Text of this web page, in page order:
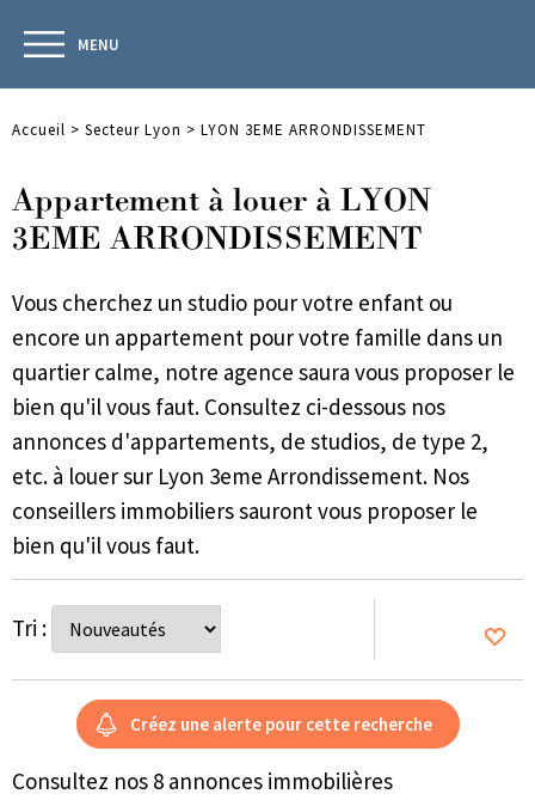
MENU
Accueil > Secteur Lyon > LYON 3EME ARRONDISSEMENT
Appartement à louer à LYON
3EME ARRONDISSEMENT
Vous cherchez un studio pour votre enfant ou
encore un appartement pour votre famille dans un
quartier calme, notre agence saura vous proposer le
bien qu'il vous faut. Consultez ci-dessous nos
annonces d'appartements, de studios, de type 2,
etc. à louer sur Lyon 3eme Arrondissement. Nos
conseillers immobiliers sauront vous proposer le
bien qu'il vous faut.
Tri :
Consultez nos 8 annonces immobilières